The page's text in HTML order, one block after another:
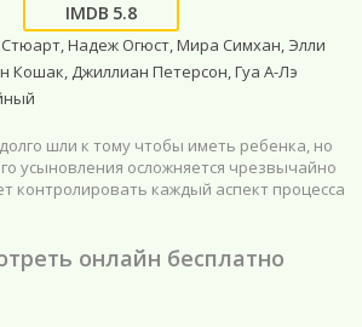
5.8
Надеж Огюст, Мира Симхан, Элли
Кошак, Джиллиан Петерсон, Гуа А-Лэ
шли к тому чтобы иметь ребенка, но
усыновления осложняется чрезвычайно
контролировать каждый аспект процесса
онлайн бесплатно